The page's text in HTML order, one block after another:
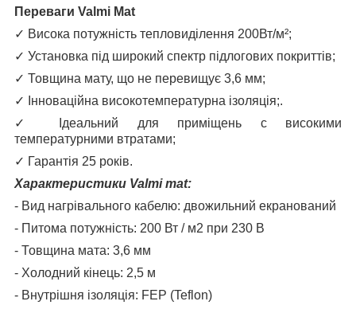
Переваги Valmi Mat
✓ Висока потужність тепловиділення 200Вт/м²;
✓ Установка під широкий спектр підлогових покриттів;
✓ Товщина мату, що не перевищує 3,6 мм;
✓
Інноваційна високотемпературна ізоляція;.
✓
Ідеальний для приміщень c високими
температурними втратами;
✓ Гарантія 25 років.
Характеристики Valmi mat:
- Вид нагрівального кабелю: двожильний екранований
- Питома потужність: 200 Вт / м2 при 230 В
- Товщина мата: 3,6 мм
- Холодний кінець: 2,5 м
- Внутрішня ізоляція: FEP (Teflon)